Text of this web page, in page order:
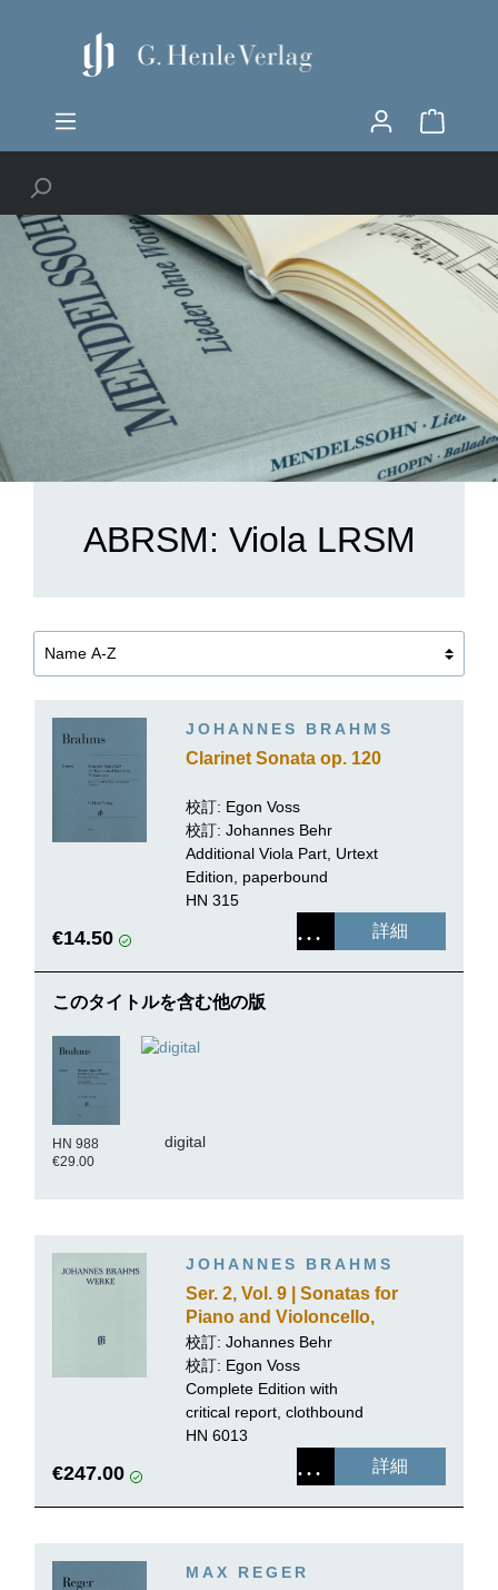
ABRSM: Viola LRSM
JOHANNES BRAHMS
Clarinet Sonata op. 120
校訂: Egon Voss
校訂: Johannes Behr
Additional Viola Part, Urtext
Edition, paperbound
HN 315
€14.50 詳細
このタイトルを含む他の版
HN 988
€29.00
digital
JOHANNES BRAHMS
Ser. 2, Vol. 9 | Sonatas for
Piano and Violoncello,
Sonatas for Clarinet and
Piano
校訂: Johannes Behr
校訂: Egon Voss
Complete Edition with
critical report, clothbound
HN 6013
€247.00 詳細
MAX REGER